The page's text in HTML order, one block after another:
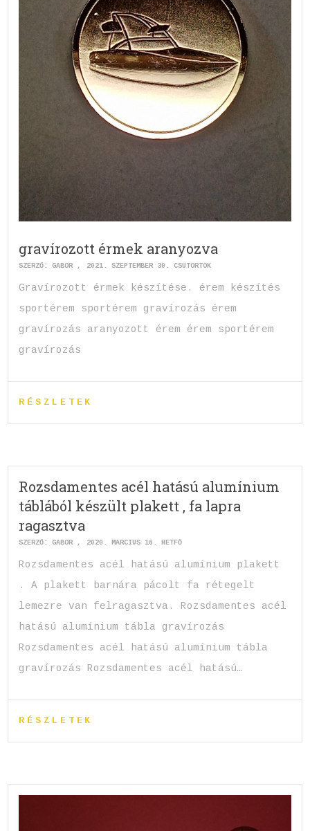
gravírozott érmek aranyozva
SZERZŐ:GABOR 2021. SZEPTEMBER 30. CSÜTÖRTÖK
Gravírozott érmek készítése. érem készítés
sportérem sportérem gravírozás érem
gravírozás aranyozott érem érem sportérem
gravírozás
RÉSZLETEK
Rozsdamentes acél hatású alumínium
táblából készült plakett , fa lapra
ragasztva
SZERZŐ:GABOR 2020. MÁRCIUS 16. HÉTFŐ
Rozsdamentes acél hatású alumínium plakett
. A plakett barnára pácolt fa rétegelt
lemezre van felragasztva. Rozsdamentes acél
hatású alumínium tábla gravírozás
Rozsdamentes acél hatású alumínium tábla
gravírozás Rozsdamentes acél hatású…
RÉSZLETEK